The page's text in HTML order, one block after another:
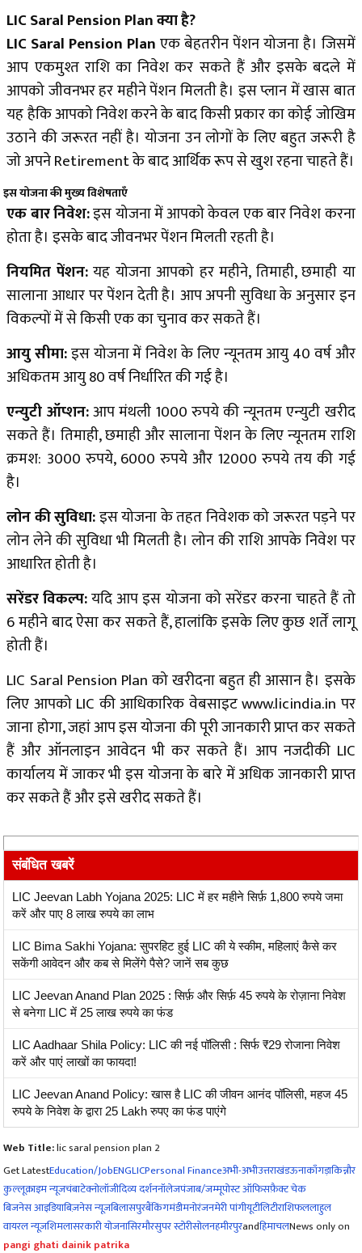
LIC Saral Pension Plan क्या है?
LIC Saral Pension Planएक बेहतरीन पेंशन योजना है। जिसमें
आप एकमुश्त राशि का निवेश कर सकते हैं और इसके बदले में
आपको जीवनभर हर महीने पेंशन मिलती है। इस प्लान में खास बात
यह हैकि आपको निवेश करने के बाद किसी प्रकार का कोई जो​​खिम
उठाने की जरूरत नहीं है। योजना उन लोगों के लिए बहुत जरूरी है
जो अपने Retirement के बाद आर्थिक रूप से खुश रहना चाहते हैं।
इस योजना की मुख्य विशेषताएँ
एक बार निवेश:इस योजना में आपको केवल एक बार निवेश करना
होता है। इसके बाद जीवनभर पेंशन मिलती रहती है।
नियमित पेंशन:यह योजना आपको हर महीने, तिमाही, छमाही या
सालाना आधार पर पेंशन देती है। आप अपनी सुविधा के अनुसार इन
विकल्पों में से किसी एक का चुनाव कर सकते हैं।
आयु सीमा:इस योजना में निवेश के लिए न्यूनतम आयु 40 वर्ष और
अधिकतम आयु 80 वर्ष निर्धारित की गई है।
एन्‍युटी ऑप्शन:आप मंथली 1000 रुपये की न्यूनतम एन्‍युटी खरीद
सकते हैं। तिमाही, छमाही और सालाना पेंशन के लिए न्यूनतम राशि
क्रमश: 3000 रुपये, 6000 रुपये और 12000 रुपये तय की गई
है।
लोन की सुविधा:इस योजना के तहत निवेशक को जरूरत पड़ने पर
लोन लेने की सुविधा भी मिलती है। लोन की राशि आपके निवेश पर
आधारित होती है।
सरेंडर विकल्प:यदि आप इस योजना को सरेंडर करना चाहते हैं तो
6 महीने बाद ऐसा कर सकते हैं, हालांकि इसके लिए कुछ शर्तें लागू
होती हैं।
LIC Saral Pension Plan को खरीदना बहुत ही आसान है। इसके
लिए आपको LIC की आधिकारिक वेबसाइटwww.licindia.in पर
जाना होगा, जहां आप इस योजना की पूरी जानकारी प्राप्त कर सकते
हैं और ऑनलाइन आवेदन भी कर सकते हैं। आप नजदीकी LIC
कार्यालय में जाकर भी इस योजना के बारे में अधिक जानकारी प्राप्त
कर सकते हैं और इसे खरीद सकते हैं।
संबंधित खबरें
LIC Jeevan Labh Yojana 2025: LIC में हर महीने सिर्फ़ 1,800 रुपये जमा
करें और पाए 8 लाख रुपये का लाभ
LIC Bima Sakhi Yojana: सुपरहिट हुई LIC की ये स्कीम, महिलाएं कैसे कर
सकेंगी आवेदन और कब से मिलेंगे पैसे? जानें सब कुछ
LIC Jeevan Anand Plan 2025 : सिर्फ़ और सिर्फ़ 45 रुपये के रोज़ाना निवेश
से बनेगा LIC में 25 लाख रुपये का फंड
LIC Aadhaar Shila Policy: LIC की नई पॉलिसी : सिर्फ ₹29 रोजाना निवेश
करें और पाएं लाखों का फायदा!
LIC Jeevan Anand Policy: खास है LIC की जीवन आनंद पॉलिसी, महज 45
रुपये के निवेश के द्वारा 25 Lakh रुपए का फंड पाएंगे
Web Title:lic saral pension plan 2
Get LatestEducation/JobENGLICPersonal Financeअभी-अभीउत्तराखंडऊनाकाँगड़ाकिन्नौर
कुल्लूक्राइम न्यूजचंबाटेक्नोलॉजीदिव्य दर्शननॉलेजपंजाब/जम्मूपोस्ट ऑफिसफ़ैक्ट चेक
बिजनेस आइडियाबिज़नेस न्यूज़बिलासपुरबैंकिंगमंडीमनोरंजनमेरी पांगीयूटीलिटीराशिफललाहुल
वायरल न्यूज़शिमलासरकारी योजनासिरमौरसुपर स्टोरीसोलनहमीरपुरandहिमाचलNews only on
pangi ghati dainik patrika